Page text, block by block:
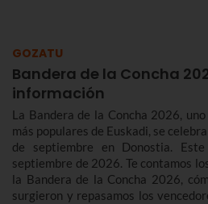
GOZATU
Bandera de la Concha
información
La Bandera de la Concha 2026,
más populares de Euskadi, se
de septiembre en Donostia.
septiembre de 2026. Te contamos
la Bandera de la Concha 2026,
surgieron y repasamos los